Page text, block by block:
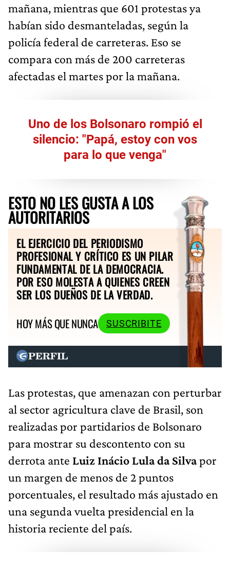
mañana, mientras que 601 protestas ya
habían sido desmanteladas, según la
policía federal de carreteras. Eso se
compara con más de 200 carreteras
afectadas el martes por la mañana.
Uno de los Bolsonaro rompió el
silencio: "Papá, estoy con vos
para lo que venga"
ESTO NO LES GUSTA A LOS
AUTORITARIOS
EL EJERCICIO DEL PERIODISMO
PROFESIONAL Y CRÍTICO ES UN PILAR
FUNDAMENTAL DE LA DEMOCRACIA.
POR ESO MOLESTA A QUIENES CREEN
SER LOS DUEÑOS DE LA VERDAD.
HOY MÁS QUE NUNCA
SUSCRIBITE
Las protestas, que amenazan con perturbar
al sector agricultura clave de Brasil, son
realizadas por partidarios de Bolsonaro
para mostrar su descontento con su
derrota ante Luiz Inácio Lula da Silvapor
un margen de menos de 2 puntos
porcentuales, el resultado más ajustado en
una segunda vuelta presidencial en la
historia reciente del país.